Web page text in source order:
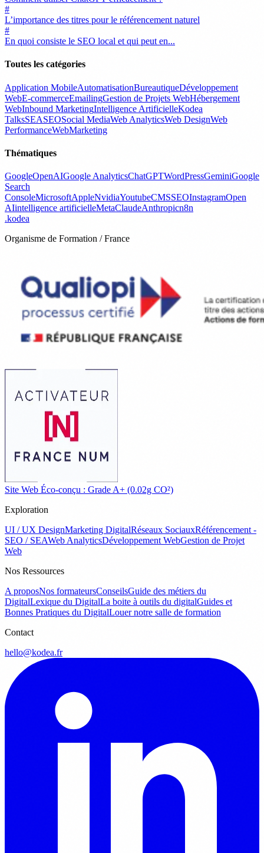
#
L’importance des titres pour le référencement naturel
#
En quoi consiste le SEO local et qui peut en...
Toutes les catégories
Application MobileAutomatisationBureautiqueDéveloppement
WebE-commerceEmailingGestion de Projets WebHébergement
WebInbound MarketingIntelligence ArtificielleKodea
TalksSEASEOSocial MediaWeb AnalyticsWeb DesignWeb
PerformanceWebMarketing
Thématiques
GoogleOpenAIGoogle AnalyticsChatGPTWordPressGeminiGoogle
Search
ConsoleMicrosoftAppleNvidiaYoutubeCMSSEOInstagramOpen
AIintelligence artificielleMetaClaudeAnthropicn8n
.kodea
Organisme de Formation / France
Site Web Éco-conçu : Grade A+ (0.02g CO²)
Exploration
UI / UX DesignMarketing DigitalRéseaux SociauxRéférencement -
SEO / SEAWeb AnalyticsDéveloppement WebGestion de Projet
Web
Nos Ressources
A proposNos formateursConseilsGuide des métiers du
DigitalLexique du DigitalLa boite à outils du digitalGuides et
Bonnes Pratiques du DigitalLouer notre salle de formation
Contact
hello@kodea.fr